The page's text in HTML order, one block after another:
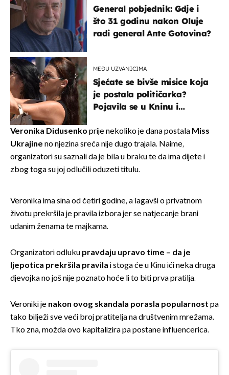
General pobjednik: Gdje i
što 31 godinu nakon Oluje
radi general Ante Gotovina?
MEĐU UZVANICIMA
Sjećate se bivše misice koja
je postala političarka?
Pojavila se u Kninu i
Veronika Didusenko prije nekoliko je dana postala Miss
Ukrajine no njezina sreća nije dugo trajala. Naime,
organizatori su saznali da je bila u braku te da ima dijete i
zbog toga su joj odlučili oduzeti titulu.
Veronika ima sina od četiri godine, a lagavši o privatnom
životu prekršila je pravila izbora jer se natjecanje brani
udanim ženama te majkama.
Organizatori odluku pravdaju upravo time – da je
ljepotica prekršila pravila i stoga će u Kinu ići neka druga
djevojka no još nije poznato hoće li to biti prva pratilja.
Veroniki je nakon ovog skandala porasla popularnost pa
tako bilježi sve veći broj pratitelja na društvenim mrežama.
Tko zna, možda ovo kapitalizira pa postane influencerica.